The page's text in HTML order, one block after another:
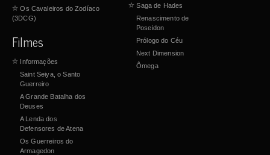
☆ Os Cavaleiros do Zodíaco
(3DCG)
Filmes
☆ Informações
Saint Seiya, o Santo
Guerreiro
A Grande Batalha dos
Deuses
A Lenda dos
Defensores de Atena
Os Guerreiros do
Armagedon
☆ Saga de Hades
Renascimento de
Poseidon
Prólogo do Céu
Next Dimension
Ômega